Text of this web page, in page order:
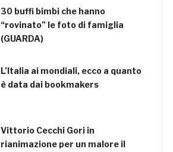
30 buffi bimbi che hanno
“rovinato” le foto di famiglia
(GUARDA)
L’Italia ai mondiali, ecco a quanto
è data dai bookmakers
Vittorio Cecchi Gori in
rianimazione per un malore il